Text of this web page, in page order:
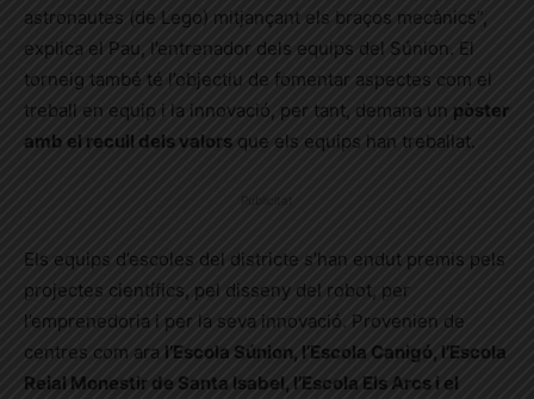
astronautes (de Lego) mitjançant els braços mecànics”,
explica el Pau, l’entrenador dels equips del Súnion. El
torneig també té l’objectiu de fomentar aspectes com el
treball en equip i la innovació, per tant, demana un pòster
amb el recull dels valors que els equips han treballat.
Els equips d’escoles del districte s’han endut premis pels
projectes científics, pel disseny del robot, per
l’emprenedoria i per la seva innovació. Provenien de
centres com ara l’Escola Súnion, l’Escola Canigó, l’Escola
Reial Monestir de Santa Isabel, l’Escola Els Arcs i el